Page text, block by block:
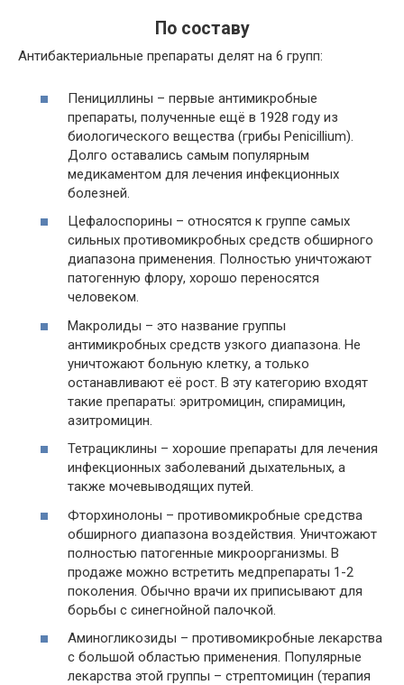
По составу
Антибактериальные препараты делят на 6 групп:
Пенициллины – первые антимикробные
препараты, полученные ещё в 1928 году из
биологического вещества (грибы Penicillium).
Долго оставались самым популярным
медикаментом для лечения инфекционных
болезней.
Цефалоспорины – относятся к группе самых
сильных противомикробных средств обширного
диапазона применения. Полностью уничтожают
патогенную флору, хорошо переносятся
человеком.
Макролиды – это название группы
антимикробных средств узкого диапазона. Не
уничтожают больную клетку, а только
останавливают её рост. В эту категорию входят
такие препараты: эритромицин, спирамицин,
азитромицин.
Тетрациклины – хорошие препараты для лечения
инфекционных заболеваний дыхательных, а
также мочевыводящих путей.
Фторхинолоны – противомикробные средства
обширного диапазона воздействия. Уничтожают
полностью патогенные микроорганизмы. В
продаже можно встретить медпрепараты 1-2
поколения. Обычно врачи их приписывают для
борьбы с синегнойной палочкой.
Аминогликозиды – противомикробные лекарства
с большой областью применения. Популярные
лекарства этой группы – стрептомицин (терапия